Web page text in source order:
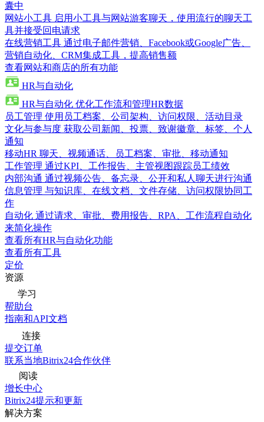
囊中
网站小工具 启用小工具与网站游客聊天，使用流行的聊天工
具并接受回电请求
在线营销工具 通过电子邮件营销、Facebook或Google广告、
营销自动化、CRM集成工具，提高销售额
查看网站和商店的所有功能
HR与自动化
HR与自动化 优化工作流和管理HR数据
员工管理 使用员工档案、公司架构、访问权限、活动目录
文化与参与度 获取公司新闻、投票、致谢徽章、标签、个人
通知
移动HR 聊天、视频通话、员工档案、审批、移动通知
工作管理 通过KPI、工作报告、主管视图跟踪员工绩效
内部沟通 通过视频公告、备忘录、公开和私人聊天进行沟通
信息管理 与知识库、在线文档、文件存储、访问权限协同工
作
自动化 通过请求、审批、费用报告、RPA、工作流程自动化
来简化操作
查看所有HR与自动化功能
查看所有工具
定价
资源
学习
帮助台
指南和API文档
连接
提交订单
联系当地Bitrix24合作伙伴
阅读
增长中心
Bitrix24提示和更新
解决方案